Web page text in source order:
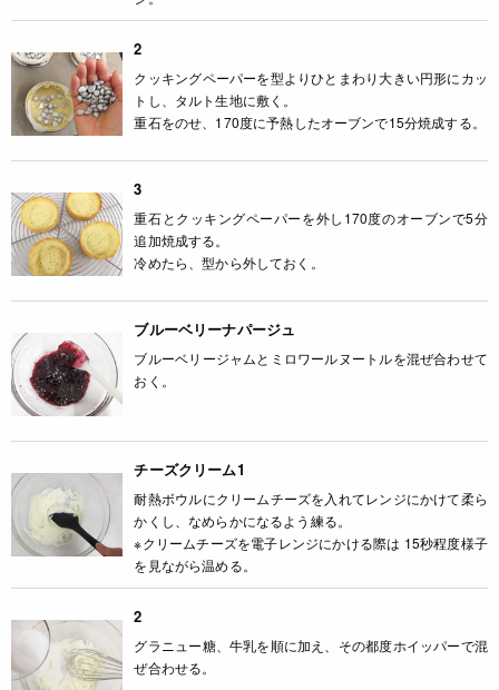
2
クッキングペーパーを型よりひとまわり大きい円形にカッ
トし、タルト生地に敷く。
重石をのせ、170度に予熱したオーブンで15分焼成する。
3
重石とクッキングペーパーを外し170度のオーブンで5分
追加焼成する。
冷めたら、型から外しておく。
ブルーベリーナパージュ
ブルーベリージャムとミロワールヌートルを混ぜ合わせて
おく。
チーズクリーム1
耐熱ボウルにクリームチーズを入れてレンジにかけて柔ら
かくし、なめらかになるよう練る。
※クリームチーズを電子レンジにかける際は 15秒程度様子
を見ながら温める。
2
グラニュー糖、牛乳を順に加え、その都度ホイッパーで混
ぜ合わせる。